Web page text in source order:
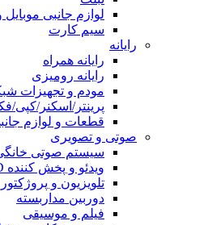
لوازم جانبی موبایل و تبلت
سیم کارت
رایانه همراه
رایانه رومیزی
مودم و تجهیزات شبکه
پرینتر/اسکنر/کپی/فکس
قطعات و لوازم جانبی
صوتی و تصویری
سیستم صوتی خانگی
ویدئو و پخش کننده DVD
تلویزیون و پروژکتور
دوربین مداربسته
فیلم و موسیقی